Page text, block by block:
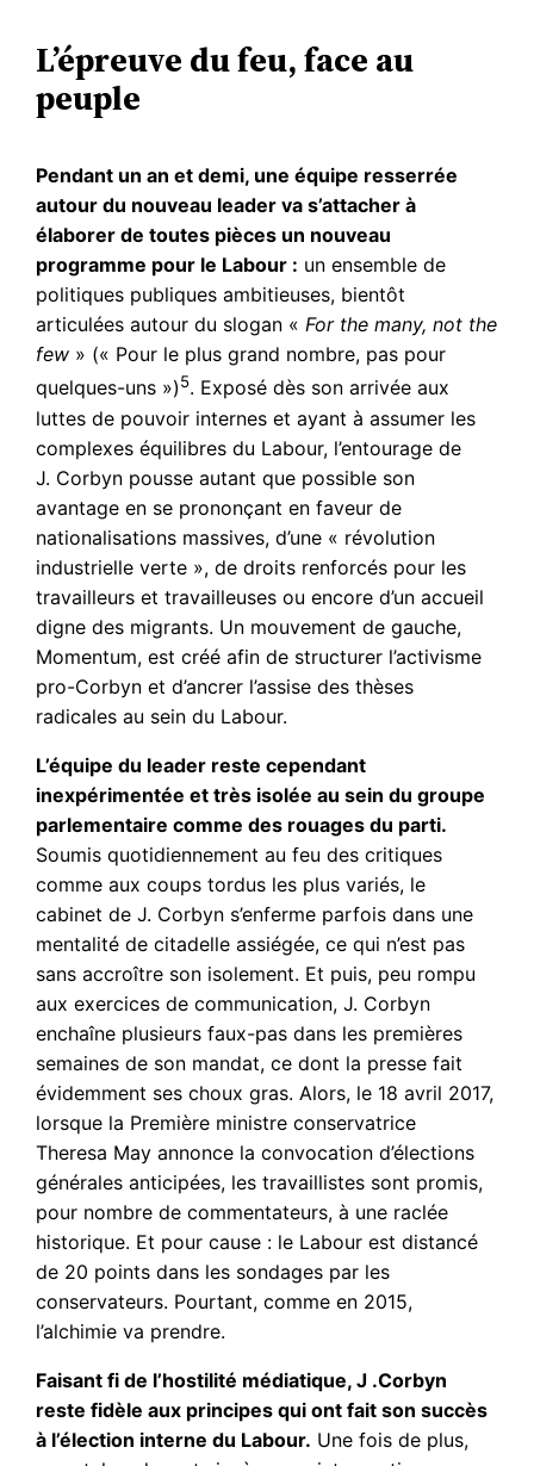
L’épreuve du feu, face au
peuple
Pendant un an et demi, une équipe resserrée
autour du nouveau leader va s’attacher à
élaborer de toutes pièces un nouveau
programme pour le Labour : un ensemble de
politiques publiques ambitieuses, bientôt
articulées autour du slogan «For the many, not the
few » (« Pour le plus grand nombre, pas pour
quelques-uns »)5. Exposé dès son arrivée aux
luttes de pouvoir internes et ayant à assumer les
complexes équilibres du Labour, l’entourage de
J. Corbyn pousse autant que possible son
avantage en se prononçant en faveur de
nationalisations massives, d’une « révolution
industrielle verte », de droits renforcés pour les
travailleurs et travailleuses ou encore d’un accueil
digne des migrants. Un mouvement de gauche,
Momentum, est créé afin de structurer l’activisme
pro-Corbyn et d’ancrer l’assise des thèses
radicales au sein du Labour.
L’équipe du leader reste cependant
inexpérimentée et très isolée au sein du groupe
parlementaire comme des rouages du parti.
Soumis quotidiennement au feu des critiques
comme aux coups tordus les plus variés, le
cabinet de J. Corbyn s’enferme parfois dans une
mentalité de citadelle assiégée, ce qui n’est pas
sans accroître son isolement. Et puis, peu rompu
aux exercices de communication, J. Corbyn
enchaîne plusieurs faux-pas dans les premières
semaines de son mandat, ce dont la presse fait
évidemment ses choux gras. Alors, le 18 avril 2017,
lorsque la Première ministre conservatrice
Theresa May annonce la convocation d’élections
générales anticipées, les travaillistes sont promis,
pour nombre de commentateurs, à une raclée
historique. Et pour cause : le Labour est distancé
de 20 points dans les sondages par les
conservateurs. Pourtant, comme en 2015,
l’alchimie va prendre.
Faisant fi de l’hostilité médiatique, J .Corbyn
reste fidèle aux principes qui ont fait son succès
à l’élection interne du Labour. Une fois de plus,